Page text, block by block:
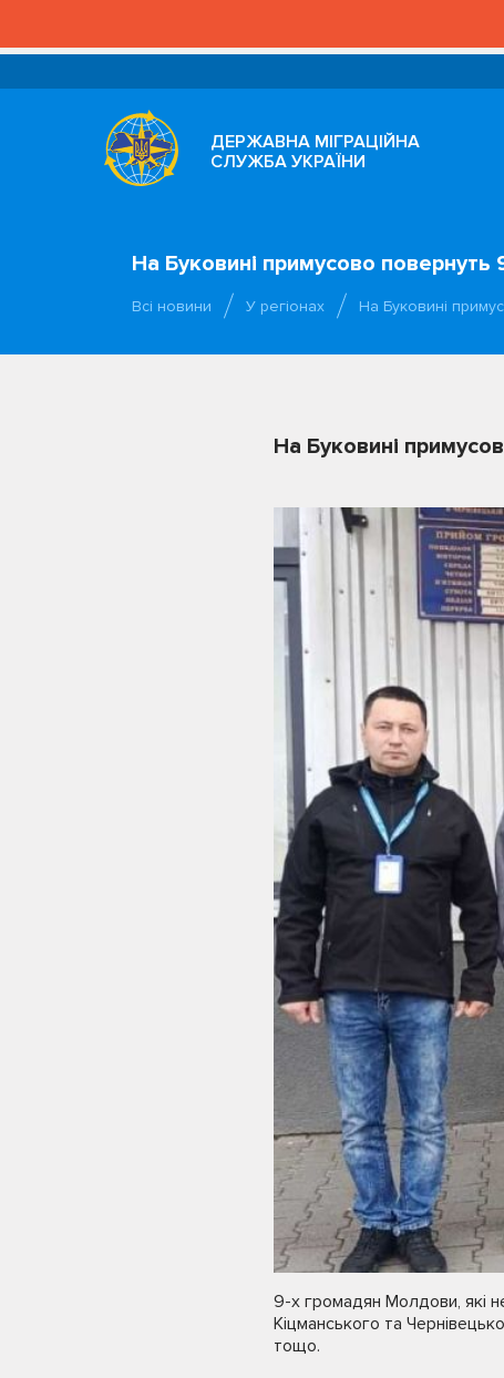
ДЕРЖАВНА МІГРАЦІЙНА
СЛУЖБА УКРАЇНИ
На Буковині примусово
Всі новини У регіонах На Буковині
На Буковині
9-х громадян Молдови, які
Кіцманського та
тощо.